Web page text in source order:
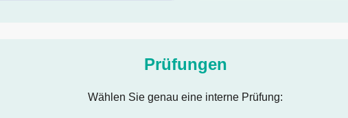
Prüfungen
Wählen Sie genau eine interne Prüfung: